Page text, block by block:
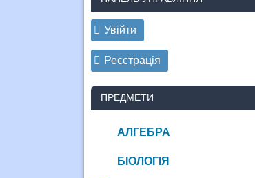
Увійти
Реєстрація
ПРЕДМЕТИ
АЛГЕБРА
БІОЛОГІЯ